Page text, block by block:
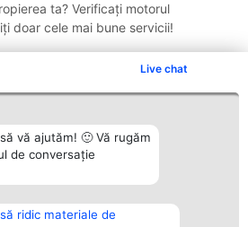
Live chat
vă ajutăm! 🙂 Vă rugăm
de conversație
ridic materiale de
ta? Verificați motorul
doar cele mai bune servicii!
Plebiscyt Contact